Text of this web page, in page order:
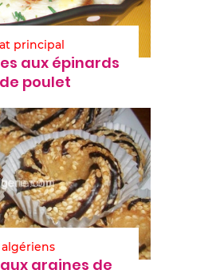
principal
aux épinards
poulet
graines de